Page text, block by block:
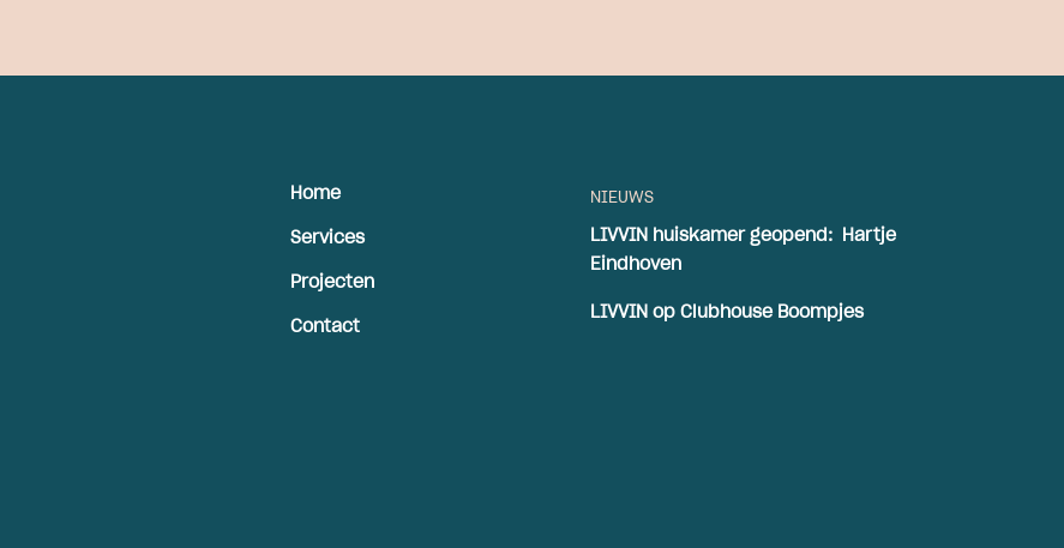
Home
Services
Projecten
Contact
NIEUWS
LIVVIN huiskamer geopend: Hartje
Eindhoven
LIVVIN op Clubhouse Boompjes